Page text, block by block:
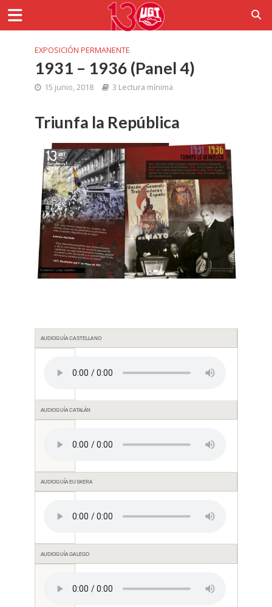
EXPOSICIÓN PERMANENTE
1931 – 1936 (Panel 4)
15 junio, 2018 3 Lectura mínima
Triunfa la República
AUDIOGUÍA CASTELLANO
AUDIOGUÍA CATALÁN
AUDIOGUÍA EUSKERA
AUDIOGUÍA GALEGO